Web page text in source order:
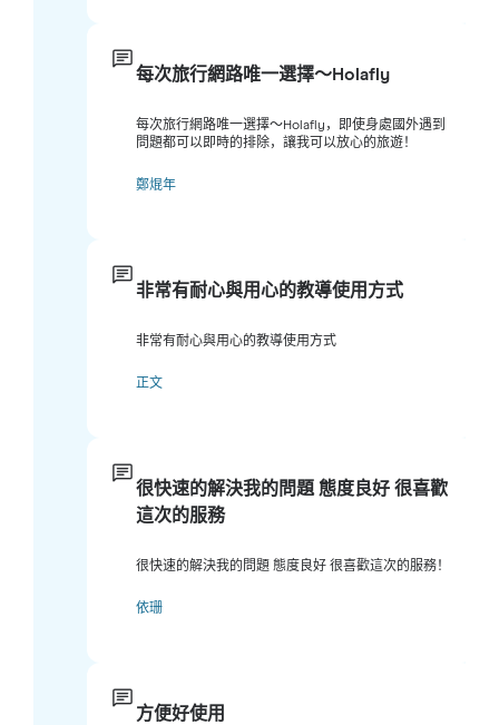
每次旅行網路唯一選擇～Holafly
每次旅行網路唯一選擇～Holafly，即使身處國外遇到
問題都可以即時的排除，讓我可以放心的旅遊！
鄭焜年
非常有耐心與用心的教導使用方式
非常有耐心與用心的教導使用方式
正文
很快速的解決我的問題 態度良好 很喜歡
這次的服務
很快速的解決我的問題 態度良好 很喜歡這次的服務！
依珊
方便好使用